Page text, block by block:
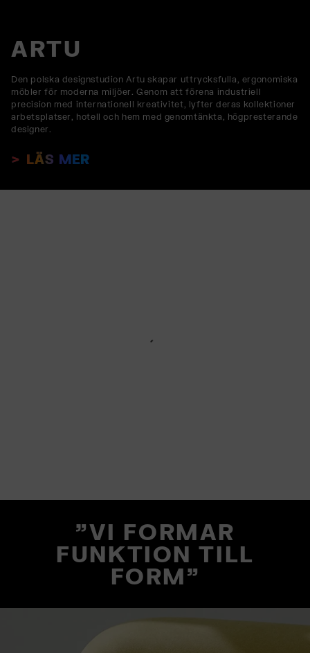
ARTU
Den polska designstudion Artu skapar uttrycksfulla, ergonomiska
möbler för moderna miljöer. Genom att förena industriell
precision med internationell kreativitet, lyfter deras kollektioner
arbetsplatser, hotell och hem med genomtänkta, högpresterande
designer.
LÄS MER
"VI FORMAR
FUNKTION TILL
FORM"